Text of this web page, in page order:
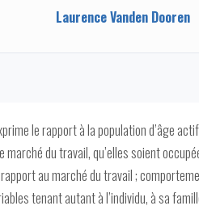
Laurence Vanden Dooren
le rapport à la population d’âge
du travail, qu’elles soient
au marché du travail ;
tenant autant à l’individu, à sa